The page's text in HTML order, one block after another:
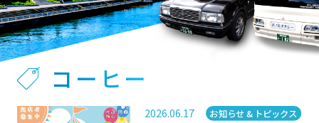
コーヒー
2026.06.17 カテゴリー
お知らせ & トピックス